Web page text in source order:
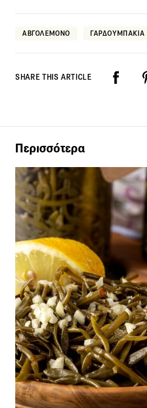
ΑΒΓΟΛΕΜΟΝΟ ΓΑΡΔΟΥΜΠΑΚΙΑ
SHARE THIS ARTICLE
Περισσότερα